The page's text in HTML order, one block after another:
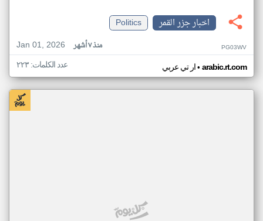
اخبار جزر القمر
Politics
Jan 01, 2026
منذ ٧ أشهر PG03WV
ار تي عربي• arabic.rt.com عدد الكلمات: ٢٢٣